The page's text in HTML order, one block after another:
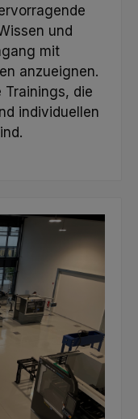
und
mit
anzueignen.
die
individuellen